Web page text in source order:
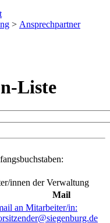
> Ansprechpartner
Liste
innen der Verwaltung
Mail